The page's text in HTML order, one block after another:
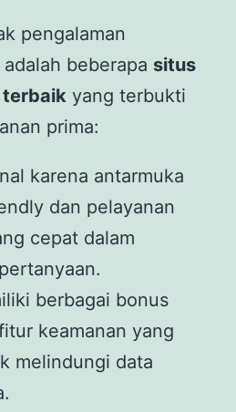
pengalaman
beberapa situs
terbaik yang terbukti
prima:
karena antarmuka
dan pelayanan
cepat dalam
berbagai bonus
keamanan yang
melindungi data